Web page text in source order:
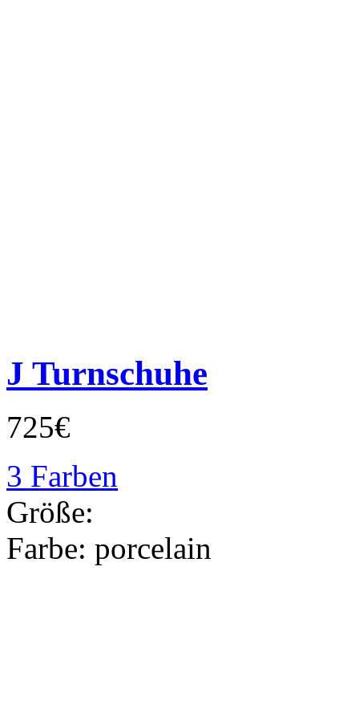
J Turnschuhe
725€
3 Farben
Größe:
Farbe: porcelain